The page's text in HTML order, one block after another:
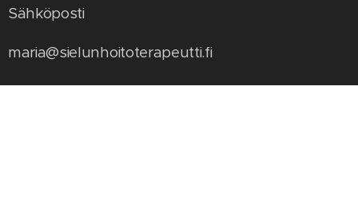
Sähköposti
maria@sielunhoitoterapeutti.fi